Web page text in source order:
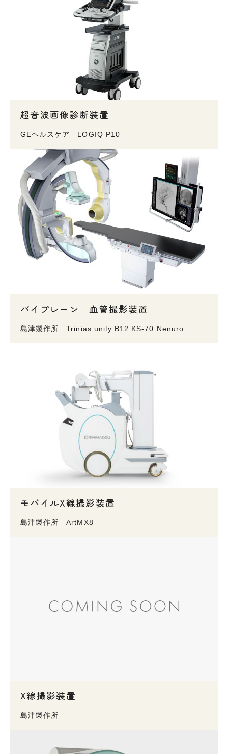
超音波画像診断装置
GEヘルスケア LOGIQ P10
バイプレーン 血管撮影装置
島津製作所 Trinias unity B12 KS-70 Nenuro
モバイルX線撮影装置
島津製作所 ArtMX8
X線撮影装置
島津製作所